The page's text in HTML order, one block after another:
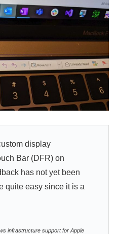
display
Bar (DFR) on
has not yet been
quite easy since it is a
infrastructure support for Apple